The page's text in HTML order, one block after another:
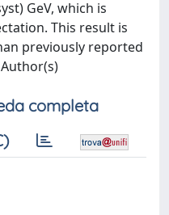
GeV, which is
This result is
previously reported
completa